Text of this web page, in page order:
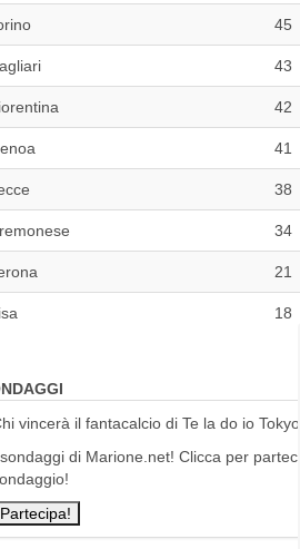
45
43
42
41
38
34
21
18
vincerà il fantacalcio di Te la do io Tokyo?
di Marione.net! Clicca per